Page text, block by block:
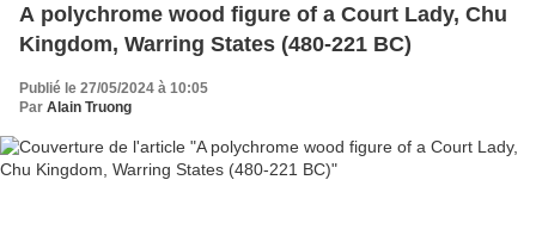
A polychrome wood figure of a Court Lady, Chu
Kingdom, Warring States (480-221 BC)
Publié le 27/05/2024 à 10:05
Par Alain Truong